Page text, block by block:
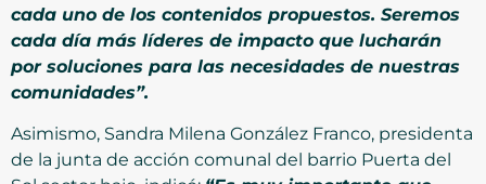
cada uno de los contenidos propuestos. Seremos
cada día más líderes de impacto que lucharán
por soluciones para las necesidades de nuestras
comunidades”.
Asimismo, Sandra Milena González Franco, presidenta
de la junta de acción comunal del barrio Puerta del